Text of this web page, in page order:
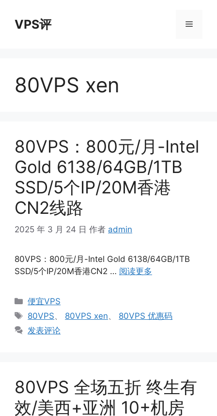
VPS评 菜
80VPS xen
80VPS：800元/月-Intel
Gold 6138/64GB/1TB
SSD/5个IP/20M香港
CN2线路
2025 年 3 月 24 日 作者 admin
80VPS：800元/月-Intel Gold 6138/64GB/1TB
SSD/5个IP/20M香港CN2 … 阅读更多
分
类
便宜VPS
标
签
80VPS、 80VPS xen、 80VPS 优惠码
发表评论
80VPS 全场五折 终生有
效/美西+亚洲 10+机房